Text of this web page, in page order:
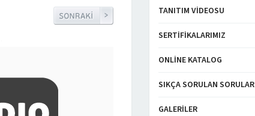
TANITIM VIDEOSU
SERTIFIKALARIMIZ
ONLINE KATALOG
SIKÇA SORULAN SORULAR
GALERILER